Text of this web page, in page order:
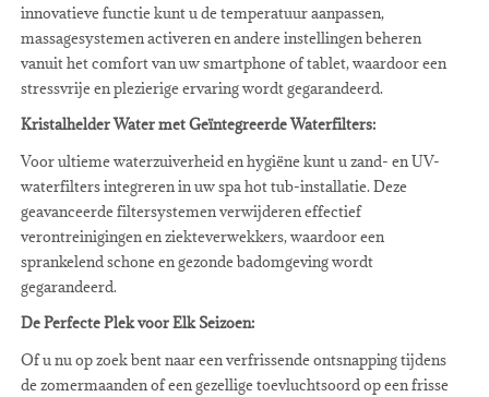
innovatieve functie kunt u de temperatuur aanpassen,
massagesystemen activeren en andere instellingen beheren
vanuit het comfort van uw smartphone of tablet, waardoor een
stressvrije en plezierige ervaring wordt gegarandeerd.
Kristalhelder Water met Geïntegreerde Waterfilters:
Voor ultieme waterzuiverheid en hygiëne kunt u zand- en UV-
waterfilters integreren in uw spa hot tub-installatie. Deze
geavanceerde filtersystemen verwijderen effectief
verontreinigingen en ziekteverwekkers, waardoor een
sprankelend schone en gezonde badomgeving wordt
gegarandeerd.
De Perfecte Plek voor Elk Seizoen:
Of u nu op zoek bent naar een verfrissende ontsnapping tijdens
de zomermaanden of een gezellige toevluchtsoord op een frisse